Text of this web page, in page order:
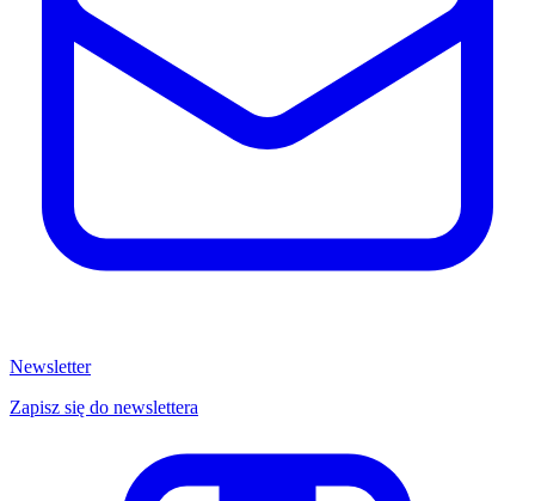
Newsletter
Zapisz się do newslettera